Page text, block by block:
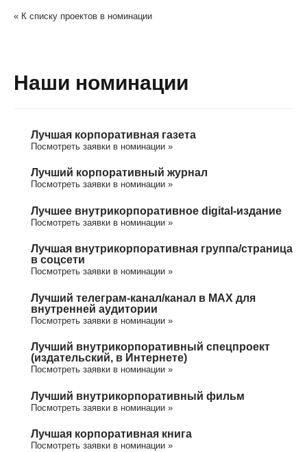
« К списку проектов в номинации
Наши номинации
Лучшая корпоративная газета
Посмотреть заявки в номинации »
Лучший корпоративный журнал
Посмотреть заявки в номинации »
Лучшее внутрикорпоративное digital-издание
Посмотреть заявки в номинации »
Лучшая внутрикорпоративная группа/cтраница
в соцсети
Посмотреть заявки в номинации »
Лучший телеграм-канал/канал в МАХ для
внутренней аудитории
Посмотреть заявки в номинации »
Лучший внутрикорпоративный спецпроект
(издательский, в Интернете)
Посмотреть заявки в номинации »
Лучший внутрикорпоративный фильм
Посмотреть заявки в номинации »
Лучшая корпоративная книга
Посмотреть заявки в номинации »